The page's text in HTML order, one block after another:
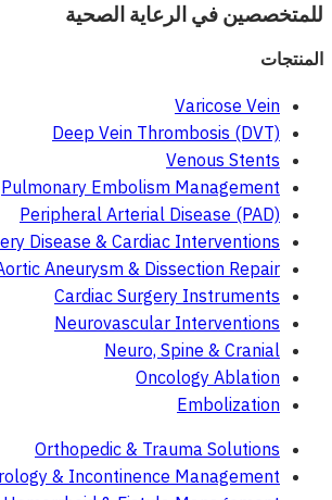
للمتخصصين في الرعاية الصحية
المنتجات
Varicose Vein
Deep Vein Thrombosis (DVT)
Venous Stents
Pulmonary Embolism Management
Peripheral Arterial Disease (PAD)
Disease & Cardiac Interventions
Aneurysm & Dissection Repair
Cardiac Surgery Instruments
Neurovascular Interventions
Neuro, Spine & Cranial
Oncology Ablation
Embolization
Orthopedic & Trauma Solutions
& Incontinence Management